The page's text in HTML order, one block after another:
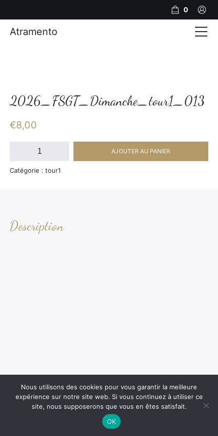
2026_FSGT_Dimanche_tour1_013
€8,00
quantité
2026_FSGT_Dimanche_tour1_013
AJOUTER AU PANIER
Catégorie : tour1
Description
0
Atramento
Photos
Nous utilisons des cookies pour vous garantir la meilleure
expérience sur notre site web. Si vous continuez à utiliser ce
site, nous supposerons que vous en êtes satisfait.
OK